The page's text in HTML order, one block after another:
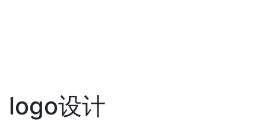
logo设计